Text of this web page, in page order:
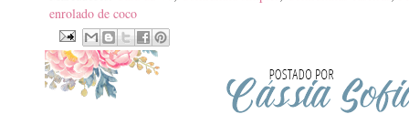
enrolado de coco